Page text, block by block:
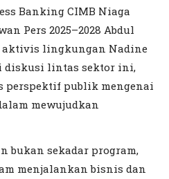
Banking CIMB Niaga
Pers 2025–2028 Abdul
aktivis lingkungan Nadine
diskusi lintas sektor ini,
perspektif publik mengenai
mewujudkan
bukan sekadar program,
menjalankan bisnis dan